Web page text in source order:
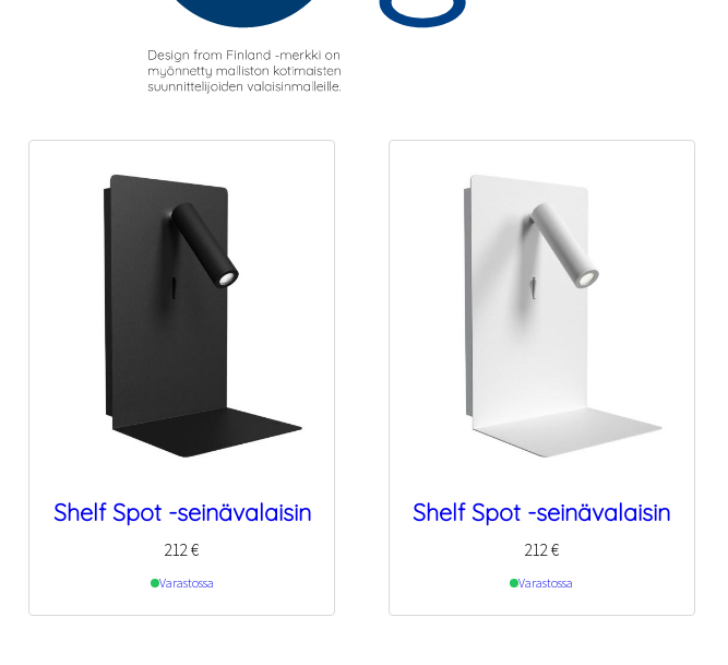
Shelf Spot -seinävalaisin
212€
Varastossa
Shelf Spot -seinävalaisin
212€
Varastossa